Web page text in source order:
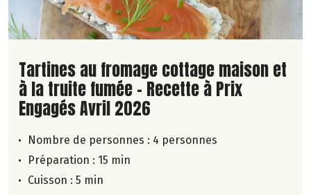
Lire la suite de la recette
Tartines au fromage cottage maison et
à la truite fumée - Recette à Prix
Engagés Avril 2026
Nombre de personnes : 4 personnes
Préparation : 15 min
Cuisson : 5 min